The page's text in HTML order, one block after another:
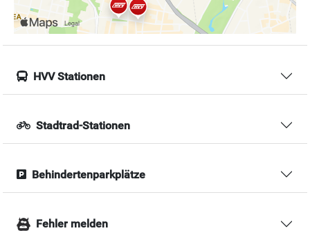
HVV Stationen
Stadtrad-Stationen
Behindertenparkplätze
Fehler melden